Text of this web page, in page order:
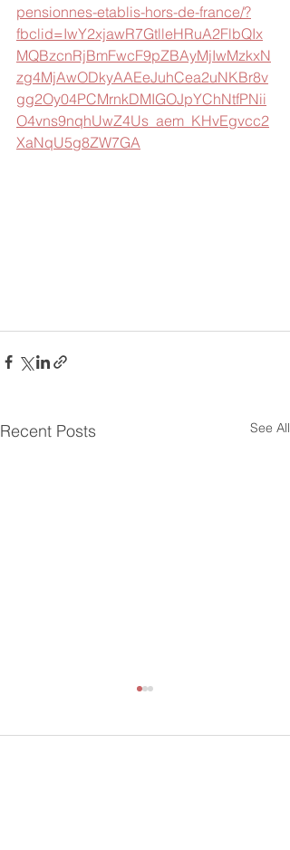
pensionnes-etablis-hors-de-france/?
fbclid=IwY2xjawR7GtlleHRuA2FlbQIx
MQBzcnRjBmFwcF9pZBAyMjIwMzkxN
zg4MjAwODkyAAEeJuhCea2uNKBr8v
gg2Oy04PCMrnkDMIGOJpYChNtfPNii
O4vns9nqhUwZ4Us_aem_KHvEgvcc2
XaNqU5g8ZW7GA
Recent Posts See All